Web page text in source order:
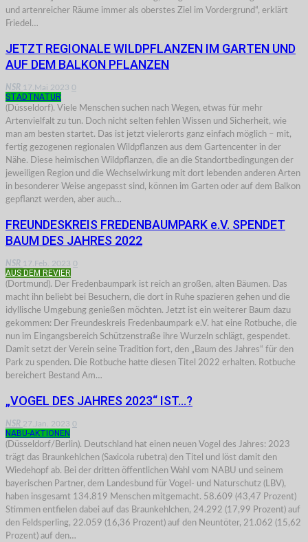
und artenreicher Räume immer als oberstes Ziel im Vordergrund“, erklärt
Friedel…
JETZT REGIONALE WILDPFLANZEN IM GARTEN UND
AUF DEM BALKON PFLANZEN
NSR 17.Mai 2023 0
STADTNATUR
(Düsseldorf). Viele Menschen suchen nach Wegen, etwas für mehr
Artenvielfalt zu tun. Doch nicht selten fehlen Wissen und Sicherheit, wie
man am besten startet. Das ist jetzt vielerorts ganz einfach möglich – mit,
fertig gezogenen regionalen Wildpflanzen aus dem Gartencenter in der
Nähe. Diese heimischen Wildpflanzen, die an die Standortbedingungen der
jeweiligen Region und die Wechselwirkung mit dort lebenden anderen Arten
in besonderer Weise angepasst sind, können im Garten oder auf dem Balkon
gepflanzt werden, aber auch…
FREUNDESKREIS FREDENBAUMPARK e.V. SPENDET
BAUM DES JAHRES 2022
NSR 17.Feb. 2023 0
AUS DEM REVIER
(Dortmund). Der Fredenbaumpark ist reich an großen, alten Bäumen. Das
macht ihn beliebt bei Besuchern, die dort in Ruhe spazieren gehen und die
idyllische Umgebung genießen möchten. Jetzt ist ein weiterer Baum dazu
gekommen: Der Freundeskreis Fredenbaumpark e.V. hat eine Rotbuche, die
nun im Eingangsbereich Schützenstraße ihre Wurzeln schlägt, gespendet.
Damit setzt der Verein seine Tradition fort, den „Baum des Jahres“ für den
Park zu spenden. Die Rotbuche hatte diesen Titel 2022 erhalten. Rotbuche
bereichert Bestand Am…
„VOGEL DES JAHRES 2023“ IST…?
NSR 27.Jan. 2023 0
NABU-AKTIONEN
(Düsseldorf/Berlin). Deutschland hat einen neuen Vogel des Jahres: 2023
trägt das Braunkehlchen (Saxicola rubetra) den Titel und löst damit den
Wiedehopf ab. Bei der dritten öffentlichen Wahl vom NABU und seinem
bayerischen Partner, dem Landesbund für Vogel- und Naturschutz (LBV),
haben insgesamt 134.819 Menschen mitgemacht. 58.609 (43,47 Prozent)
Stimmen entfielen dabei auf das Braunkehlchen, 24.292 (17,99 Prozent) auf
den Feldsperling, 22.059 (16,36 Prozent) auf den Neuntöter, 21.062 (15,62
Prozent) auf den…